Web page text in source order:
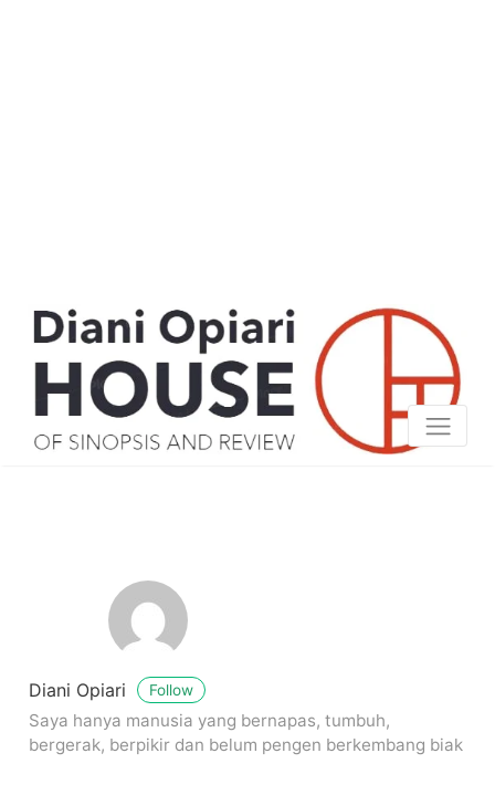
Diani Opiari Follow
Saya hanya manusia yang bernapas, tumbuh,
bergerak, berpikir dan belum pengen berkembang biak